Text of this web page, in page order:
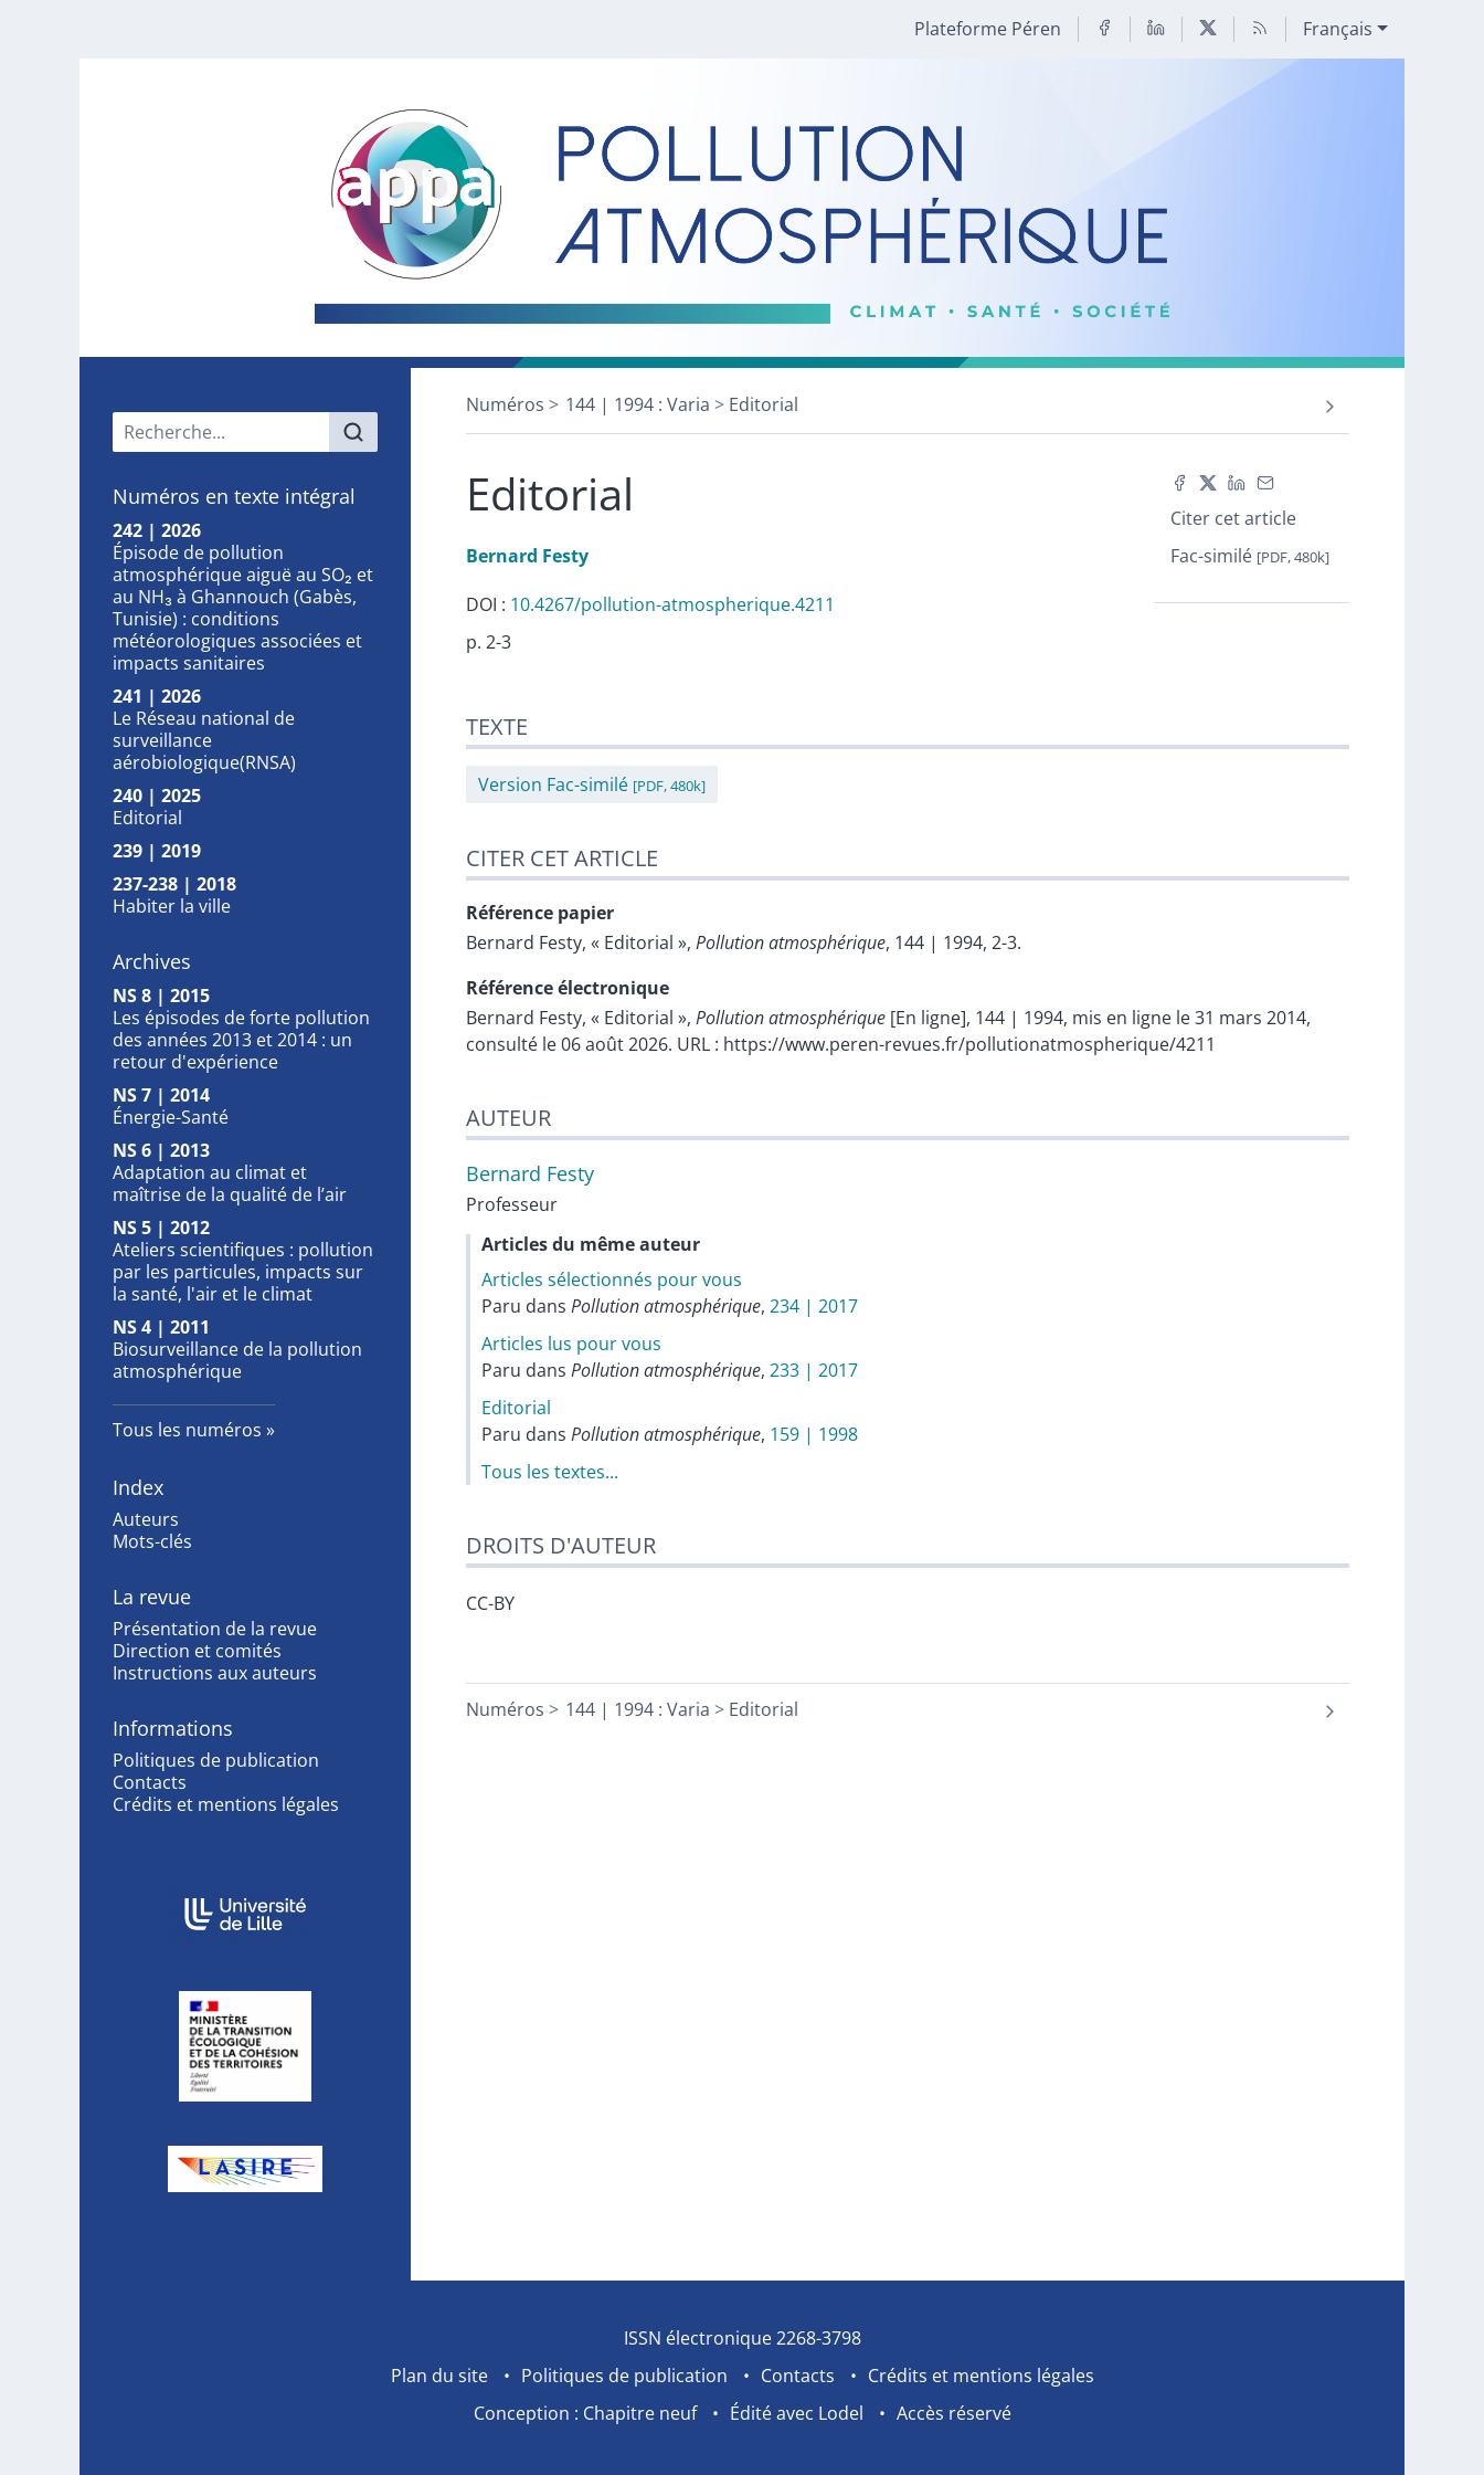
Plateforme Péren Français
Menu principal
Numéros en texte intégral
242 | 2026
Épisode de pollution
atmosphérique aiguë au SO₂ et
au NH₃ à Ghannouch (Gabès,
Tunisie) : conditions
météorologiques associées et
impacts sanitaires
241 | 2026
Le Réseau national de
surveillance
aérobiologique(RNSA)
240 | 2025
Editorial
239 | 2019
237-238 | 2018
Habiter la ville
Archives
NS 8 | 2015
Les épisodes de forte pollution
des années 2013 et 2014 : un
retour d'expérience
NS 7 | 2014
Énergie-Santé
NS 6 | 2013
Adaptation au climat et
maîtrise de la qualité de l’air
NS 5 | 2012
Ateliers scientifiques : pollution
par les particules, impacts sur
la santé, l'air et le climat
NS 4 | 2011
Biosurveillance de la pollution
atmosphérique
Tous les numéros
Index
Auteurs
Mots-clés
La revue
Présentation de la revue
Direction et comités
Instructions aux auteurs
Informations
Politiques de publication
Contacts
Crédits et mentions légales
Affiliations/partenaires
Numéros 144 | 1994 : Varia Editorial
Citer cet article
Fac-similé [PDF, 480k]
Editorial
Bernard Festy
DOI : 10.4267/pollution-atmospherique.4211
p. 2-3
Citer cet article
Auteur
TEXTE
Version Fac-similé [PDF, 480k]
CITER CET ARTICLE
Référence papier
Bernard Festy, « Editorial », Pollution atmosphérique, 144 | 1994, 2-3.
Référence électronique
Bernard Festy, « Editorial », Pollution atmosphérique [En ligne], 144 | 1994, mis en ligne le 31 mars 2014,
consulté le 06 août 2026. URL : https://www.peren-revues.fr/pollutionatmospherique/4211
AUTEUR
Bernard Festy
Professeur
Articles du même auteur
Articles sélectionnés pour vous
Paru dans Pollution atmosphérique, 234 | 2017
Articles lus pour vous
Paru dans Pollution atmosphérique, 233 | 2017
Editorial
Paru dans Pollution atmosphérique, 159 | 1998
Tous les textes...
DROITS D'AUTEUR
CC-BY
Numéros 144 | 1994 : Varia Editorial
ISSN électronique 2268-3798
Plan du site
Politiques de publication Contacts
Crédits et mentions légales
Conception : Chapitre neuf
Édité avec Lodel Accès réservé